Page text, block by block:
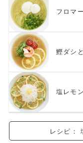
フロマ
鰹ダシ
塩レモ